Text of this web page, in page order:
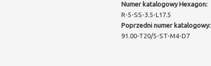
Numer katalogowy Hexagon:
R-5-SS-3.5-L17.5
Poprzedni numer katalogowy:
91.00-T20/5-ST-M4-D7